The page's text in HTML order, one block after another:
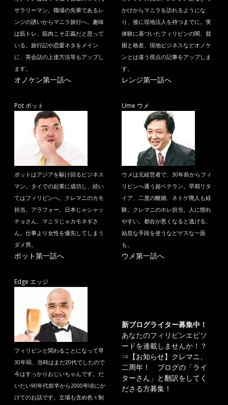
サラリーマン。職場の先輩であるレ
ンジの誘いからマニラ旅行へ。趣味
は筋トレ、筋肉こそ正義だと思って
いる。旅行記や恋愛ネタをメイン
に、英会話の上達方法等もアップし
ます。
オノケン第一話へ
かけからマニラを訪れるようにな
り、後に現地法人を持つまでに。実
体験に基づいたフィリピンの闇、貧
困と格差、現地ビジネスなどオノケ
ンとは違う視点の記事をアップしま
す。
レンジ第一話へ
Pot ポット
ポットはアジアを駆け回るビジネス
マン。タイでの起業に成功し、続い
てはフィリピンへ。クレマニのカモ
担当。アラフォー。日本じゃシャッ
チョさん、マニラじゃカモネギさ
ん。仕事より女性を優先してしまう
ダメ男。
ポット第一話へ
Ume ウメ
ウメは元経営者で、30年前からフィ
リピンへ通う超ベテラン。早期リタ
イア、二度の離婚、ネトゲ廃人も経
験。クレマニのホレ担当。人に惚れ
やすい。都合が悪くなると逃げる、
姑息な手段を使うなどゲスな一面
も。
ウメ第一話へ
Edge エッジ
フィリピンと関わることになって早
30年弱、当時はまだ20代でしたので
今はすっかりおじいちゃんです。だ
いたい90年代前半から2000年頃にか
けてのお話です。立場も含め色々制
新ブログライター募集中！
あなたのフィリピンエピソ
ードを連載しませんか！？
⇒ 【お知らせ】クレマニ、
二周年！ ブログの「ライ
ターさん」と翻訳をしてく
ださる方募集！